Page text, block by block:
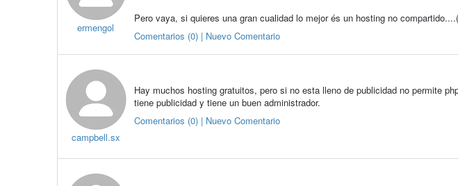
ermengol
Pero vaya, si quieres una gran cualidad lo mejor és un hosting no
Comentarios (0) | Nuevo Comentario
campbell.sx
Hay muchos hosting gratuitos, pero si no esta lleno de publicidad no permite
tiene publicidad y tiene un buen administrador.
Comentarios (0) | Nuevo Comentario